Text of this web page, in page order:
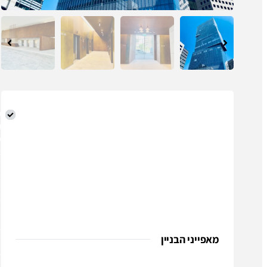
מאפייני הבניין